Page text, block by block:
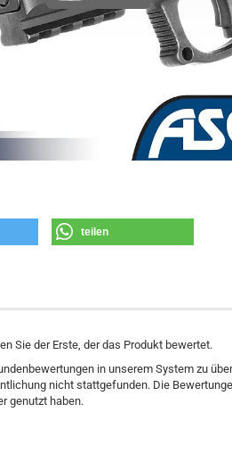
teilen
Sie der Erste, der das Produkt bewertet.
in unserem System zu
nicht stattgefunden. Die
genutzt haben.